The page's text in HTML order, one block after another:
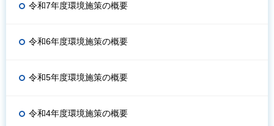
令和7年度環境施策の概要
令和6年度環境施策の概要
令和5年度環境施策の概要
令和4年度環境施策の概要